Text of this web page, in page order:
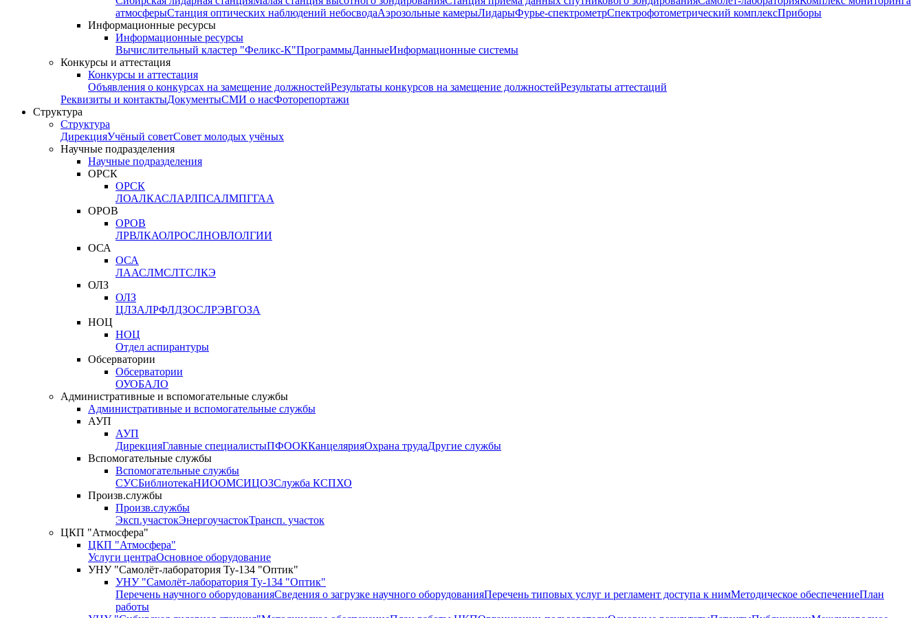
атмосферыСтанция оптических наблюдений небосводаАэрозольные камерыЛидарыФурье-спектрометрСпектрофотометрический комплексПриборы
Информационные ресурсы
Информационные ресурсы
Вычислительный кластер "Феликс-К"ПрограммыДанныеИнформационные системы
Конкурсы и аттестация
Конкурсы и аттестация
Объявления о конкурсах на замещение должностейРезультаты конкурсов на замещение должностейРезультаты аттестаций
Реквизиты и контактыДокументыСМИ о насФоторепортажи
Структура
Структура
ДирекцияУчёный советСовет молодых учёных
Научные подразделения
Научные подразделения
ОРСК
ОРСК
ЛОАЛКАСЛАРЛПСАЛМПГГАА
ОРОВ
ОРОВ
ЛРВЛКАОЛРОСЛНОВЛОЛГИИ
ОСА
ОСА
ЛААСЛМСЛТСЛКЭ
ОЛЗ
ОЛЗ
ЦЛЗАЛРФЛДЗОСЛРЭВГОЗА
НОЦ
НОЦ
Отдел аспирантуры
Обсерватории
Обсерватории
ОУОБАЛО
Административные и вспомогательные службы
Административные и вспомогательные службы
АУП
АУП
ДирекцияГлавные специалистыПФООККанцелярияОхрана трудаДругие службы
Вспомогательные службы
Вспомогательные службы
СУСБиблиотекаНИООМСИЦОЗСлужба КСПХО
Произв.службы
Произв.службы
Эксп.участокЭнергоучастокТрансп. участок
ЦКП "Атмосфера"
ЦКП "Атмосфера"
Услуги центраОсновное оборудование
УНУ "Самолёт-лаборатория Ту-134 "Оптик"
УНУ "Самолёт-лаборатория Ту-134 "Оптик"
Перечень научного оборудованияСведения о загрузке научного оборудованияПеречень типовых услуг и регламент доступа к нимМетодическое обеспечениеПлан
работы